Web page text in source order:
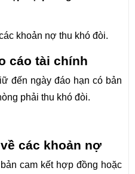
khoản nợ thu khó đòi.
cáo tài chính
đến ngày đáo hạn có bản
phải thu khó đòi.
các khoản nợ
cam kết hợp đồng hoặc